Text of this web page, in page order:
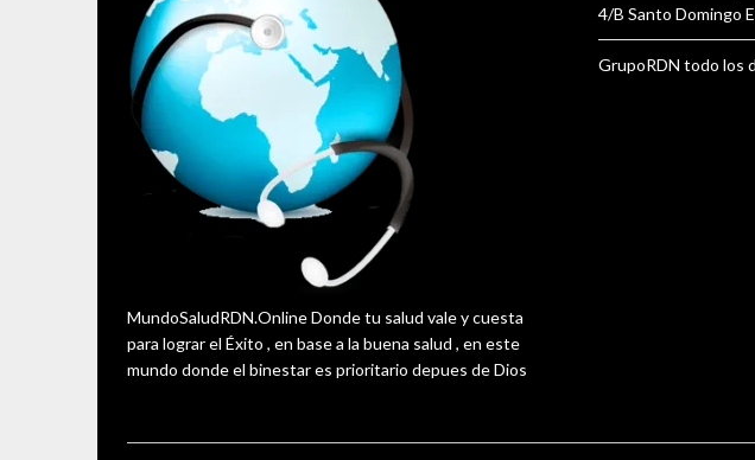
MundoSaludRDN.Online Donde tu salud vale y cuesta
para lograr el Éxito , en base a la buena salud , en este
mundo donde el binestar es prioritario depues de Dios
4/B Santo Domingo
GrupoRDN todo los